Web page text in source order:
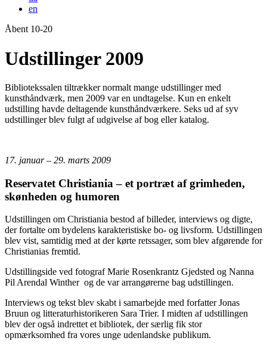
en
Åbent 10-20
Udstillinger 2009
Bibliotekssalen tiltrækker normalt mange udstillinger med
kunsthåndværk, men 2009 var en undtagelse. Kun en enkelt
udstilling havde deltagende kunsthåndværkere. Seks ud af syv
udstillinger blev fulgt af udgivelse af bog eller katalog.
17. januar – 29. marts 2009
Reservatet Christiania – et portræt af grimheden,
skønheden og humoren
Udstillingen om Christiania bestod af billeder, interviews og digte,
der fortalte om bydelens karakteristiske bo- og livsform. Udstillingen
blev vist, samtidig med at der kørte retssager, som blev afgørende for
Christianias fremtid.
Udstillingside ved fotograf Marie Rosenkrantz Gjedsted og Nanna
Pil Arendal Winther og de var arrangørerne bag udstillingen.
Interviews og tekst blev skabt i samarbejde med forfatter Jonas
Bruun og litteraturhistorikeren Sara Trier. I midten af udstillingen
blev der også indrettet et bibliotek, der særlig fik stor
opmærksomhed fra vores unge udenlandske publikum.